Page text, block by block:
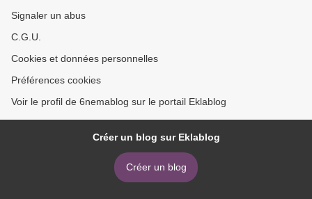
Signaler un abus
C.G.U.
Cookies et données personnelles
Préférences cookies
Voir le profil de 6nemablog sur le portail Eklablog
Créer un blog sur Eklablog
Créer un blog